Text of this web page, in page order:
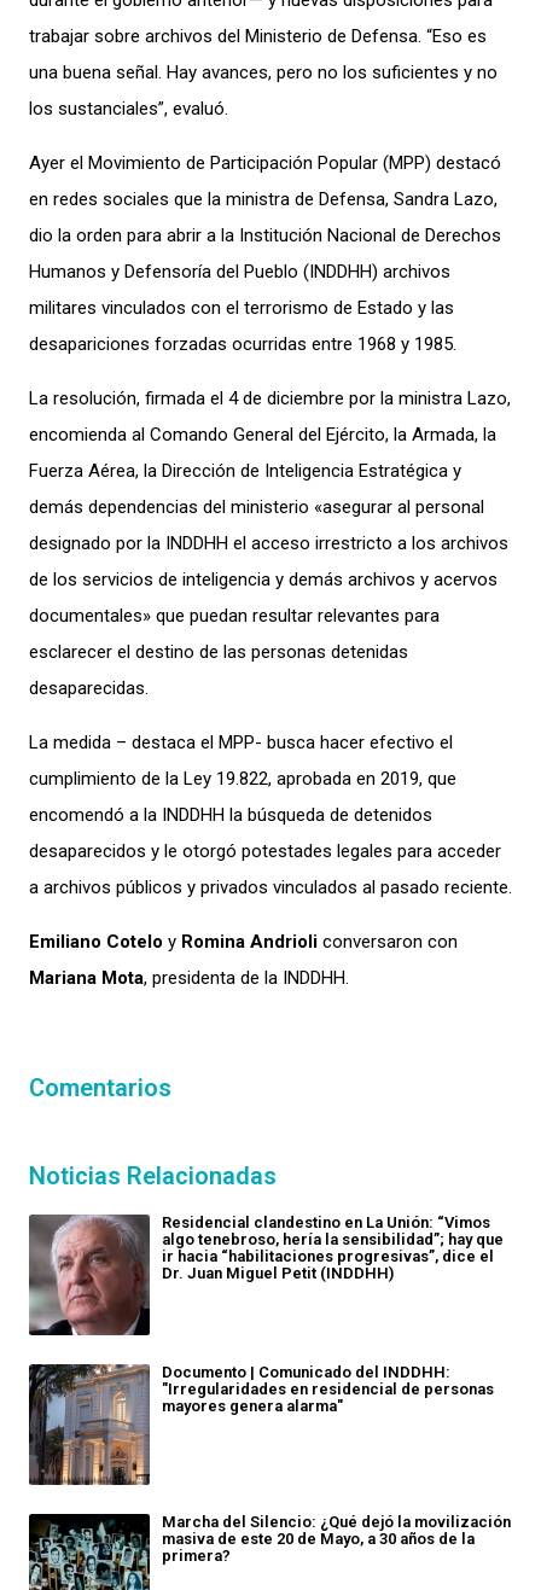
trabajar sobre archivos del Ministerio de Defensa. “Eso es
una buena señal. Hay avances, pero no los suficientes y no
los sustanciales”, evaluó.
Ayer el Movimiento de Participación Popular (MPP) destacó
en redes sociales que la ministra de Defensa, Sandra Lazo,
dio la orden para abrir a la Institución Nacional de Derechos
Humanos y Defensoría del Pueblo (INDDHH) archivos
militares vinculados con el terrorismo de Estado y las
desapariciones forzadas ocurridas entre 1968 y 1985.
La resolución, firmada el 4 de diciembre por la ministra Lazo,
encomienda al Comando General del Ejército, la Armada, la
Fuerza Aérea, la Dirección de Inteligencia Estratégica y
demás dependencias del ministerio «asegurar al personal
designado por la INDDHH el acceso irrestricto a los archivos
de los servicios de inteligencia y demás archivos y acervos
documentales» que puedan resultar relevantes para
esclarecer el destino de las personas detenidas
desaparecidas.
La medida – destaca el MPP- busca hacer efectivo el
cumplimiento de la Ley 19.822, aprobada en 2019, que
encomendó a la INDDHH la búsqueda de detenidos
desaparecidos y le otorgó potestades legales para acceder
a archivos públicos y privados vinculados al pasado reciente.
Emiliano Cotelo y Romina Andrioli conversaron con
Mariana Mota, presidenta de la INDDHH.
Comentarios
Noticias Relacionadas
Residencial clandestino en La Unión: “Vimos
algo tenebroso, hería la sensibilidad”; hay que
ir hacia “habilitaciones progresivas”, dice el
Dr. Juan Miguel Petit (INDDHH)
Documento | Comunicado del INDDHH:
"Irregularidades en residencial de personas
mayores genera alarma"
Marcha del Silencio: ¿Qué dejó la movilización
masiva de este 20 de Mayo, a 30 años de la
primera?